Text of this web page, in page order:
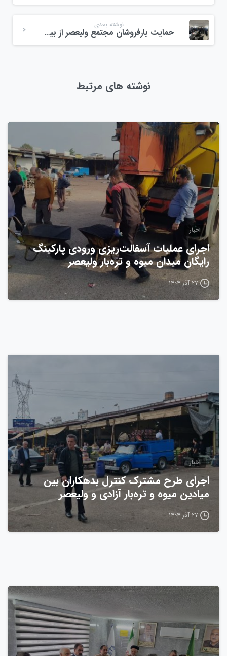
نوشته بعدی
حمایت بارفروشان مجتمع ولیعصر از بیماران کلیوی استان
نوشته های مرتبط
اخبار
اجرای عملیات آسفالت‌ریزی ورودی پارکینگ
رایگان میدان میوه و تره‌بار ولیعصر
۲۷ آذر ۱۴۰۴
اخبار
اجرای طرح مشترک کنترل بدهکاران بین
میادین میوه و تره‌بار آزادی و ولیعصر
۲۷ آذر ۱۴۰۴
0